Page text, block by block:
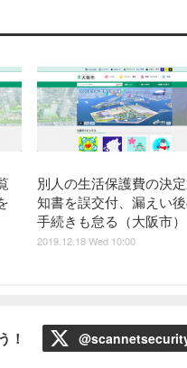
別人の生活保護費の決
知書を誤交付、漏えい
手続きも怠る（大阪市）
2019.12.18 Wed 10:00
！